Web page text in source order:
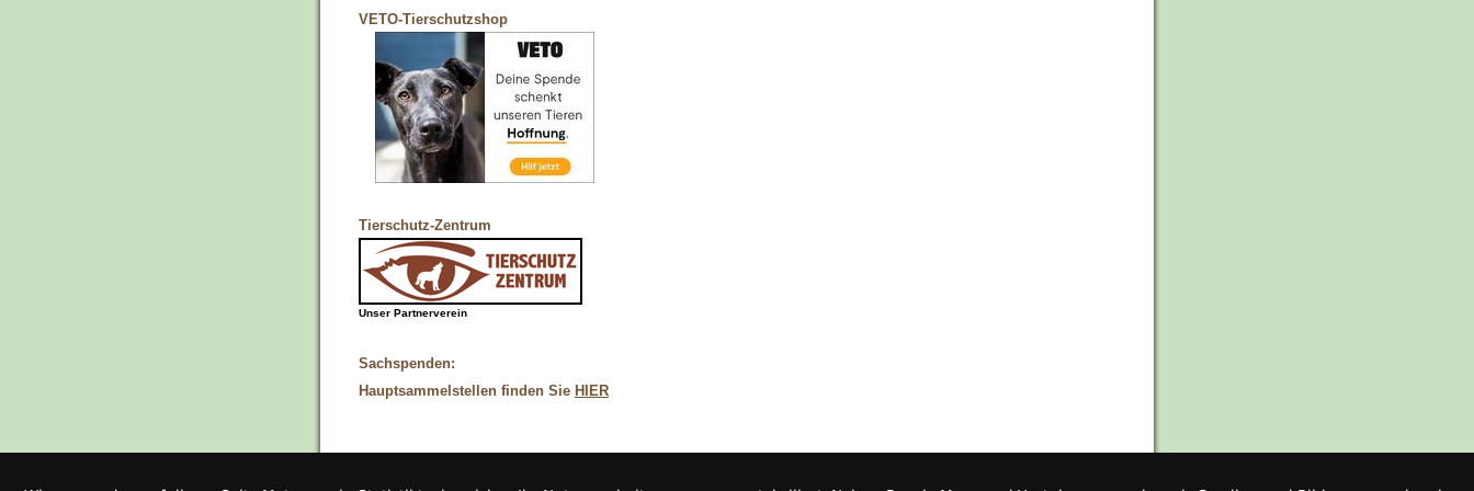
VETO-Tierschutzshop
Tierschutz-Zentrum
Unser Partnerverein
Sachspenden:
Hauptsammelstellen finden Sie HIER